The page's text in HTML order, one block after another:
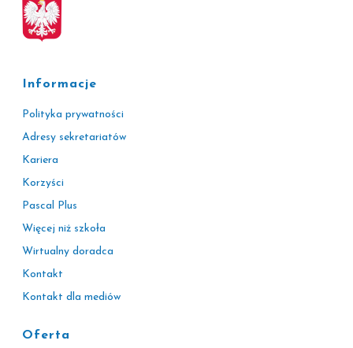
Informacje
Polityka prywatności
Adresy sekretariatów
Kariera
Korzyści
Pascal Plus
Więcej niż szkoła
Wirtualny doradca
Kontakt
Kontakt dla mediów
Oferta